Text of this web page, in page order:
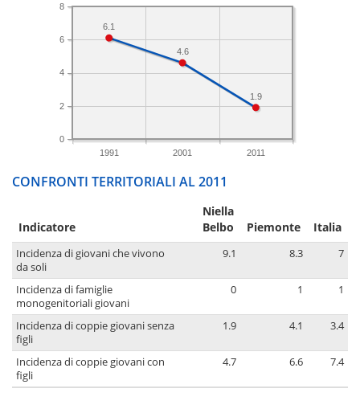
1991 2001 2011
0
2
4
6
8
1.9
4.6
6.1
CONFRONTI TERRITORIALI AL 2011
Indicatore
Niella
Belbo
Piemonte Italia
Incidenza di giovani che vivono
da soli
9.1 8.3 7
Incidenza di famiglie
monogenitoriali giovani
0 1 1
Incidenza di coppie giovani senza
figli
1.9 4.1 3.4
Incidenza di coppie giovani con
figli
4.7 6.6 7.4